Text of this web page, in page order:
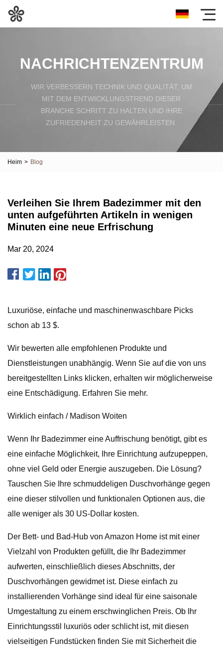
NACHRICHTENZENTRUM
WIR VERBESSERN TECHNIK UND QUALITÄT, UM
MIT DEM ENTWICKLUNGSTREND DIESER
BRANCHE SCHRITT ZU HALTEN UND IHRE
ZUFRIEDENHEIT ZU GEWÄHRLEISTEN.
Heim > Blog
Verleihen Sie Ihrem Badezimmer mit den
unten aufgeführten Artikeln in wenigen
Minuten eine neue Erfrischung
Mar 20, 2024
Luxuriöse, einfache und maschinenwaschbare Picks
schon ab 13 $.
Wir bewerten alle empfohlenen Produkte und
Dienstleistungen unabhängig. Wenn Sie auf die von uns
bereitgestellten Links klicken, erhalten wir möglicherweise
eine Entschädigung. Erfahren Sie mehr.
Wirklich einfach / Madison Woiten
Wenn Ihr Badezimmer eine Auffrischung benötigt, gibt es
eine einfache Möglichkeit, Ihre Einrichtung aufzupeppen,
ohne viel Geld oder Energie auszugeben. Die Lösung?
Tauschen Sie Ihre schmuddeligen Duschvorhänge gegen
eine dieser stilvollen und funktionalen Optionen aus, die
alle weniger als 30 US-Dollar kosten.
Der Bett- und Bad-Hub von Amazon Home ist mit einer
Vielzahl von Produkten gefüllt, die Ihr Badezimmer
aufwerten, einschließlich dieses Abschnitts, der
Duschvorhängen gewidmet ist. Diese einfach zu
installierenden Vorhänge sind ideal für eine saisonale
Umgestaltung zu einem erschwinglichen Preis. Ob Ihr
Einrichtungsstil luxuriös oder schlicht ist, mit diesen
vielseitigen Fundstücken finden Sie mit Sicherheit die